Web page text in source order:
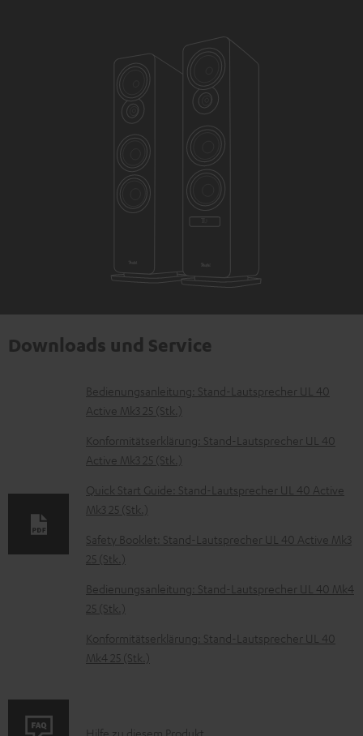
Downloads und Service
D
o
k
u
m
e
n
t
e
z
u
m
Bedienungsanleitung: Stand-Lautsprecher UL 40
Active Mk3 25 (Stk.)
Konformitätserklärung: Stand-Lautsprecher UL 40
Active Mk3 25 (Stk.)
Quick Start Guide: Stand-Lautsprecher UL 40 Active
Mk3 25 (Stk.)
Safety Booklet: Stand-Lautsprecher UL 40 Active Mk3
25 (Stk.)
Bedienungsanleitung: Stand-Lautsprecher UL 40 Mk4
25 (Stk.)
Konformitätserklärung: Stand-Lautsprecher UL 40
Mk4 25 (Stk.)